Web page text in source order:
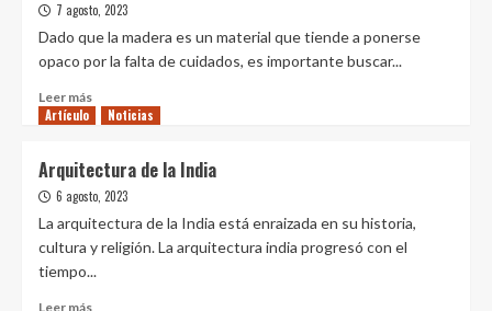
7 agosto, 2023
Dado que la madera es un material que tiende a ponerse
opaco por la falta de cuidados, es importante buscar...
Leer más
más
formas
de
encerar
suelo
de
Artículo Noticias
Arquitectura de la India
6 agosto, 2023
La arquitectura de la India está enraizada en su historia,
cultura y religión. La arquitectura india progresó con el
tiempo...
Leer más